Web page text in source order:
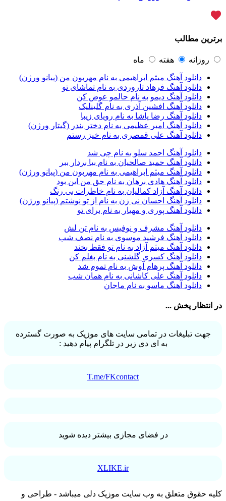
آرتان گادلی
آرتين شاهوران1
آرتین1
آرتین بهادری12
آرتین سلیمانی1
آردا1
آرسام 1
آرسام سالار 1
آرسین 2
آرش AP و مسیح
29
آرش آج1
آرش آرام1
آرش ای پی2
آرش تشکری1
آرش جلالی و آقا فرا1
آرش حسینی1
آرش خان احمدی
آرش داوری1
آرش رادان1
آرش رستمى1
آرش شعبانی2
آرش عزیزی1
آرش عنقا1
آرش فرخزاد1
آرش قیصر خواه
آرش کسری1
آرش کیهان1
1
آرمان آوا 1
برترین مطالب
روزانه هفته ماه
دانلود آهنگ میثم ابراهیمی به نام مهربون من (پیانو ورژن)
دانلود آهنگ فرهاد تاروردی به نام تماشای تو
دانلود آهنگ دیمو به نام حالمو عوض کن
دانلود آهنگ افشین آذری به نام گلینلیک
دانلود آهنگ رضا پاشا به نام رویای زیبا
دانلود آهنگ امیر عظیمی به نام دختر بندر (گیتار ورژن)
دانلود آهنگ علی قمصری به نام خیز رستم
دانلود آهنگ احمد سلو به نام چی شد
دانلود آهنگ حمید صالحیان به نام بیا بردار ببر
دانلود آهنگ میثم ابراهیمی به نام مهربون من (پیانو ورژن)
دانلود آهنگ هادی برهان به نام حق من این بود
دانلود آهنگ آزاد کمالیان به نام خاطرات بی رنگ
دانلود آهنگ احسان نی زن به نام از تو نوشتم (پیانو ورژن)
دانلود آهنگ پوری و مهیار به نام برای تو
دانلود آهنگ مشرف و نوفیس به نام تن لش
دانلود آهنگ فرشید موسوی به نام نصف شب
دانلود آهنگ میثم آزاد به نام تو فقط بخند
دانلود آهنگ کسری گلشنی به نام بغلم کن
دانلود آهنگ پرهام آوش به نام تموم شد
دانلود آهنگ علی کاشانی به نام همان شب
دانلود آهنگ ماسو به نام ماجان
در انتظار پخش ...
جهت تبلیغات در تمامی سایت های موزیک به صورت گسترده
به ای دی زیر در تلگرام پیام دهید :
T.me/FKcontact
در فضای مجازی بیشتر دیده شوید
XLIKE.ir
کلیه حقوق متعلق به وب سایت موزیک دلی میباشد - طراحی و